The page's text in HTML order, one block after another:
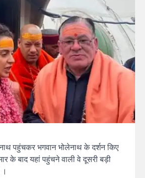
पहुंचकर भगवान भोलेनाथ के दर्शन किए
के बाद यहां पहुंचने वाली वे दूसरी बड़ी